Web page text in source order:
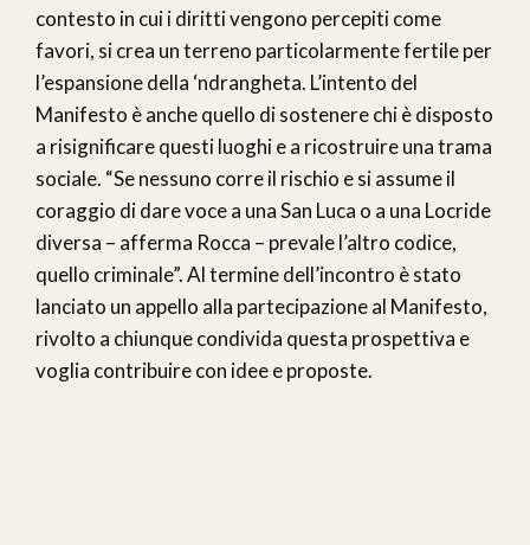
contesto in cui i diritti vengono percepiti come
favori, si crea un terreno particolarmente fertile per
l’espansione della ‘ndrangheta. L’intento del
Manifesto è anche quello di sostenere chi è disposto
a risignificare questi luoghi e a ricostruire una trama
sociale. “Se nessuno corre il rischio e si assume il
coraggio di dare voce a una San Luca o a una Locride
diversa – afferma Rocca – prevale l’altro codice,
quello criminale”. Al termine dell’incontro è stato
lanciato un appello alla partecipazione al Manifesto,
rivolto a chiunque condivida questa prospettiva e
voglia contribuire con idee e proposte.